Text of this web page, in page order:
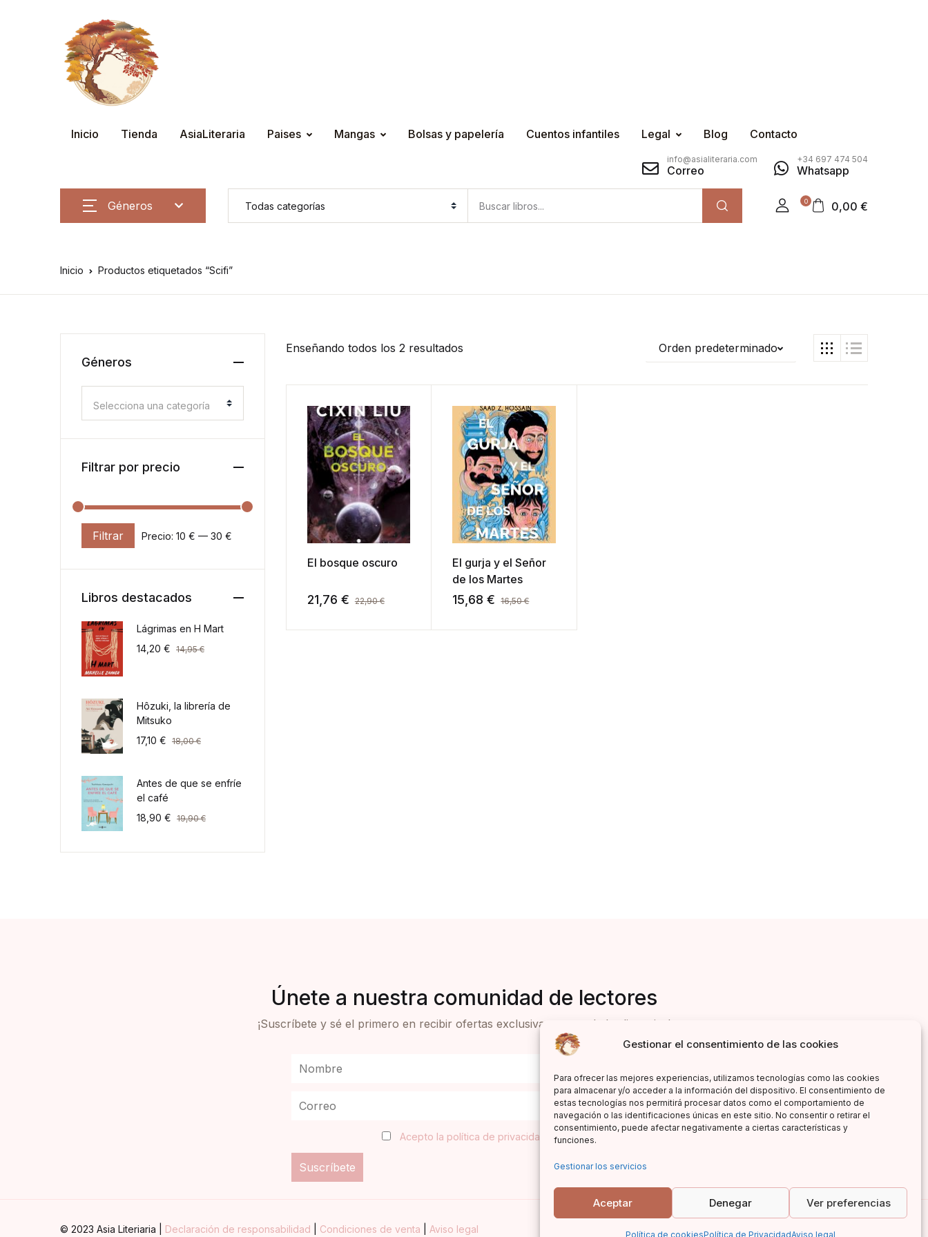
Gestionar el consentimiento de las cookies
Para ofrecer las mejores experiencias, utilizamos tecnologías como las cookies
para almacenar y/o acceder a la información del dispositivo. El consentimiento de
estas tecnologías nos permitirá procesar datos como el comportamiento de
navegación o las identificaciones únicas en este sitio. No consentir o retirar el
consentimiento, puede afectar negativamente a ciertas características y
funciones.
Gestionar los servicios
Aceptar Denegar Ver preferencias
Política de cookiesPolítica de PrivacidadAviso legal
Inicio Tienda AsiaLiteraria Paises Mangas Bolsas y papelería Cuentos infantiles Legal Blog Contacto
info@asialiteraria.com
Correo
+34 697 474 504
Whatsapp
Géneros 0 0,00 €
Inicio Productos etiquetados “Scifi”
Enseñando todos los 2 resultados Orden predeterminado
El bosque oscuro
21,76 € 22,90€
El gurja y el Señor
de los Martes
15,68€ 16,50€
Géneros
Selecciona una categoría
Filtrar por precio
Precio mínimo
Precio máximo
Filtrar Precio: 10 € — 30 €
Libros destacados
Lágrimas en H Mart
14,20 € 14,95€
Hôzuki, la librería de
Mitsuko
17,10 € 18,00€
Antes de que se enfríe
el café
18,90 € 19,90€
Únete a nuestra comunidad de lectores
¡Suscríbete y sé el primero en recibir ofertas exclusivas y novedades literarias!
Acepto la política de privacidad
© 2023 Asia Literiaria | Declaración de responsabilidad Condiciones de venta Aviso legal